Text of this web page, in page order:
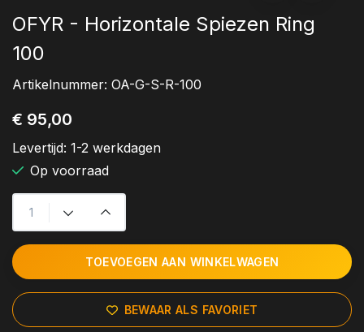
OFYR - Horizontale Spiezen Ring
100
Artikelnummer: OA-G-S-R-100
€ 95,00
Levertijd: 1-2 werkdagen
Op voorraad
TOEVOEGEN AAN WINKELWAGEN
BEWAAR ALS FAVORIET